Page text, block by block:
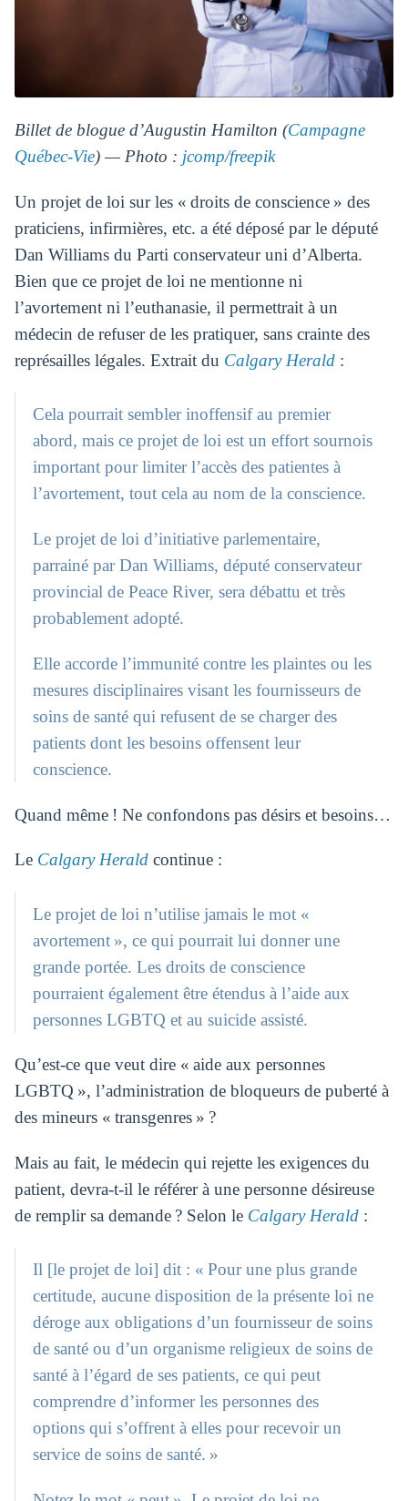
Billet de blogue d’Augustin Hamilton (Campagne
Québec-Vie) — Photo : jcomp/freepik
Un projet de loi sur les « droits de conscience » des
praticiens, infirmières, etc. a été déposé par le député
Dan Williams du Parti conservateur uni d’Alberta.
Bien que ce projet de loi ne mentionne ni
l’avortement ni l’euthanasie, il permettrait à un
médecin de refuser de les pratiquer, sans crainte des
représailles légales. Extrait du Calgary Herald:
Cela pourrait sembler inoffensif au premier
abord, mais ce projet de loi est un effort sournois
important pour limiter l’accès des patientes à
l’avortement, tout cela au nom de la conscience.
Le projet de loi d’initiative parlementaire,
parrainé par Dan Williams, député conservateur
provincial de Peace River, sera débattu et très
probablement adopté.
Elle accorde l’immunité contre les plaintes ou les
mesures disciplinaires visant les fournisseurs de
soins de santé qui refusent de se charger des
patients dont les besoins offensent leur
conscience.
Quand même ! Ne confondons pas désirs et besoins…
Le Calgary Heraldcontinue :
Le projet de loi n’utilise jamais le mot «
avortement », ce qui pourrait lui donner une
grande portée. Les droits de conscience
pourraient également être étendus à l’aide aux
personnes LGBTQ et au suicide assisté.
Qu’est-ce que veut dire « aide aux personnes
LGBTQ », l’administration de bloqueurs de puberté à
des mineurs « transgenres » ?
Mais au fait, le médecin qui rejette les exigences du
patient, devra-t-il le référer à une personne désireuse
de remplir sa demande ? Selon le Calgary Herald:
Il [le projet de loi] dit : « Pour une plus grande
certitude, aucune disposition de la présente loi ne
déroge aux obligations d’un fournisseur de soins
de santé ou d’un organisme religieux de soins de
santé à l’égard de ses patients, ce qui peut
comprendre d’informer les personnes des
options qui s’offrent à elles pour recevoir un
service de soins de santé. »